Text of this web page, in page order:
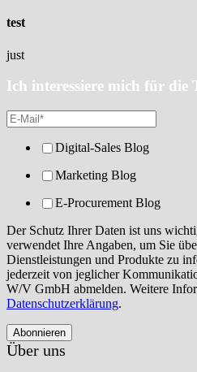
test
just
Ich interessiere mich für die
Digital-Sales Blog
Marketing Blog
E-Procurement Blog
Der Schutz Ihrer Daten ist uns
verwendet Ihre Angaben, um Sie
Dienstleistungen und Produkte zu
jederzeit von jeglicher
W/V GmbH abmelden. Weitere
Datenschutzerklärung.
Über uns